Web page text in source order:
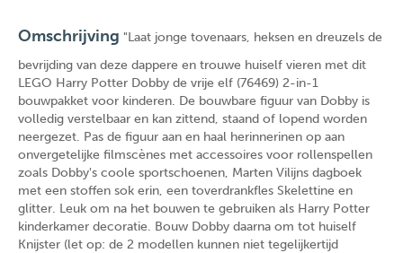
Omschrijving "Laat jonge tovenaars, heksen en dreuzels de
bevrijding van deze dappere en trouwe huiself vieren met dit
LEGO Harry Potter Dobby de vrije elf (76469) 2-in-1
bouwpakket voor kinderen. De bouwbare figuur van Dobby is
volledig verstelbaar en kan zittend, staand of lopend worden
neergezet. Pas de figuur aan en haal herinnerinen op aan
onvergetelijke filmscènes met accessoires voor rollenspellen
zoals Dobby's coole sportschoenen, Marten Vilijns dagboek
met een stoffen sok erin, een toverdrankfles Skelettine en
glitter. Leuk om na het bouwen te gebruiken als Harry Potter
kinderkamer decoratie. Bouw Dobby daarna om tot huiself
Knijster (let op: de 2 modellen kunnen niet tegelijkertijd